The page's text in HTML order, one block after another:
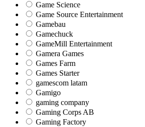
Game Science
Game Source Entertainment
Gamebau
Gamechuck
GameMill Entertainment
Gamera Games
Games Farm
Games Starter
gamescom latam
Gamigo
gaming company
Gaming Corps AB
Gaming Factory